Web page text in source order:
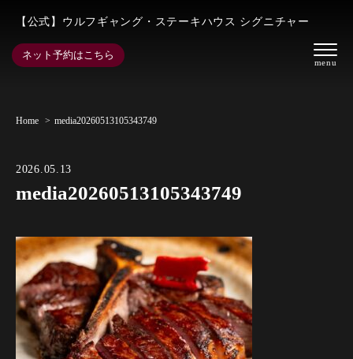
【公式】ウルフギャング・ステーキハウス シグニチャー
ネット予約はこちら
Home media20260513105343749
2026.05.13
media20260513105343749